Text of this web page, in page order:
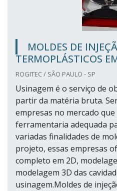
MOLDES DE
TERMOPLÁSTICOS
ROGITEC / SÃO PAULO - SP
Usinagem é o serviço de
partir da matéria bruta.
empresas no mercado
ferramentaria adequada
variadas finalidades de
projeto, essas empresas
completo em 2D,
modelagem 3D das
usinagem.Moldes de